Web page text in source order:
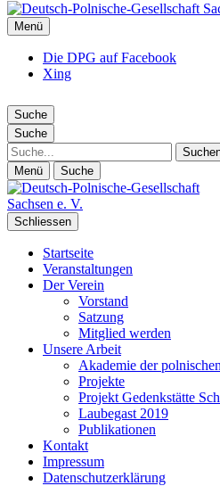
DEUTSCH-
DPG Sachsen
Menü
Die DPG auf Facebook
Xing
Suche
Suche
Suche
Menü Suche
Schliessen
Startseite
Veranstaltungen
Der Verein
Vorstand
Satzung
Mitglied werden
Unsere Arbeit
Akademie der
Projekte
Projekt Gedenkstätte
Laubegast 2019
Publikationen
Kontakt
Impressum
Datenschutzerklärung